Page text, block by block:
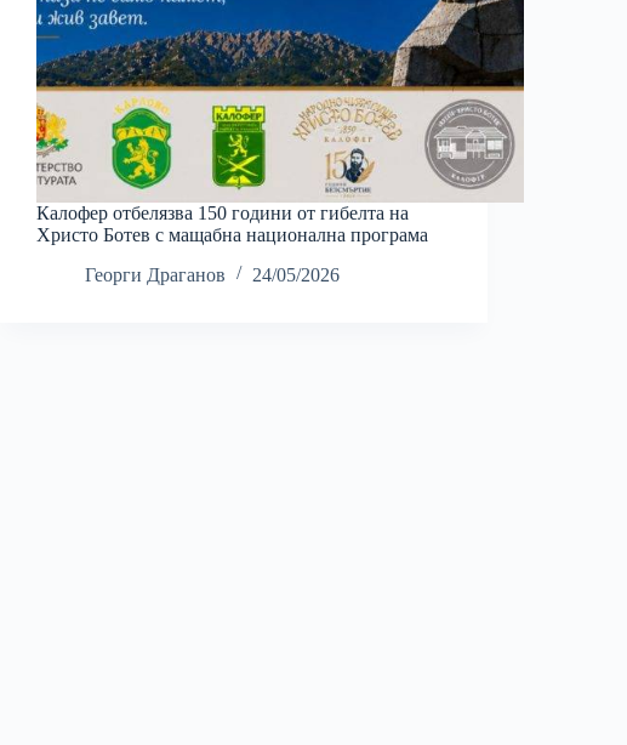
Калофер отбелязва 150 години от гибелта на
Христо Ботев с мащабна национална програма
Георги Драганов
24/05/2026